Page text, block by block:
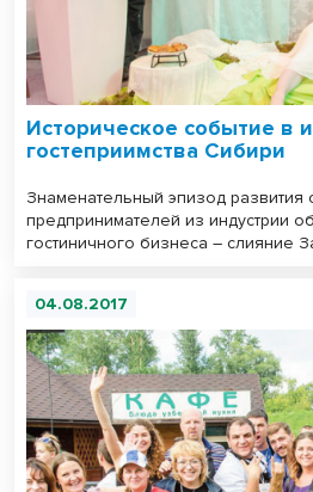
Историческое событие в
гостеприимства Сибири
Знаменательный эпизод развития
предпринимателей из индустрии
гостиничного бизнеса – слияние
04.08.2017